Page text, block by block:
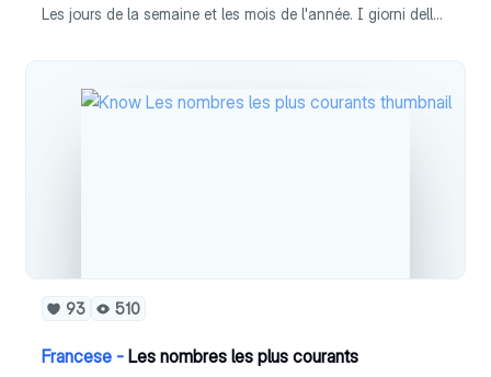
Les jours de la semaine et les mois de l'année. I giorni della settimana e i mesi dell'anno in francese
93 510
Francese - Les nombres les plus courants